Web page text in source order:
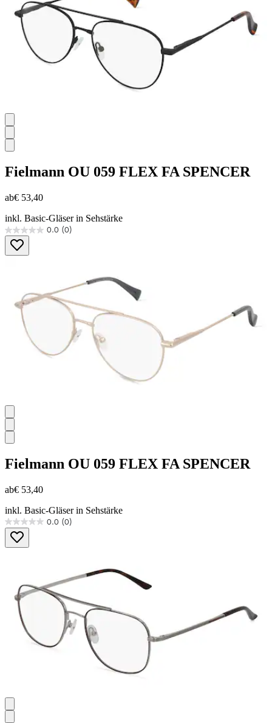
Fielmann OU 059 FLEX FA SPENCER
ab€ 53,40
inkl. Basic-Gläser in Sehstärke
0.0 (0)
0.0
von
5
Fielmann OU 059 FLEX FA SPENCER
ab€ 53,40
inkl. Basic-Gläser in Sehstärke
0.0 (0)
0.0
von
5